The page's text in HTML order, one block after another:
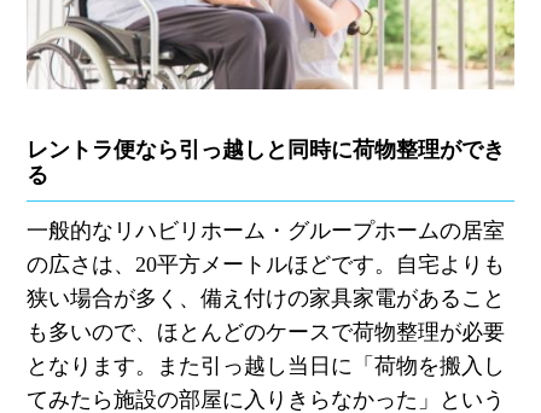
レントラ便なら引っ越しと同時に荷物整理ができ
る
一般的なリハビリホーム・グループホームの居室
の広さは、 20平方メートルほどです。自宅よりも
狭い場合が多く、備え付けの家具家電があること
も多いので、ほとんどのケースで荷物整理が必要
となります。また引っ越し当日に「荷物を搬入し
てみたら施設の部屋に入りきらなかった」という